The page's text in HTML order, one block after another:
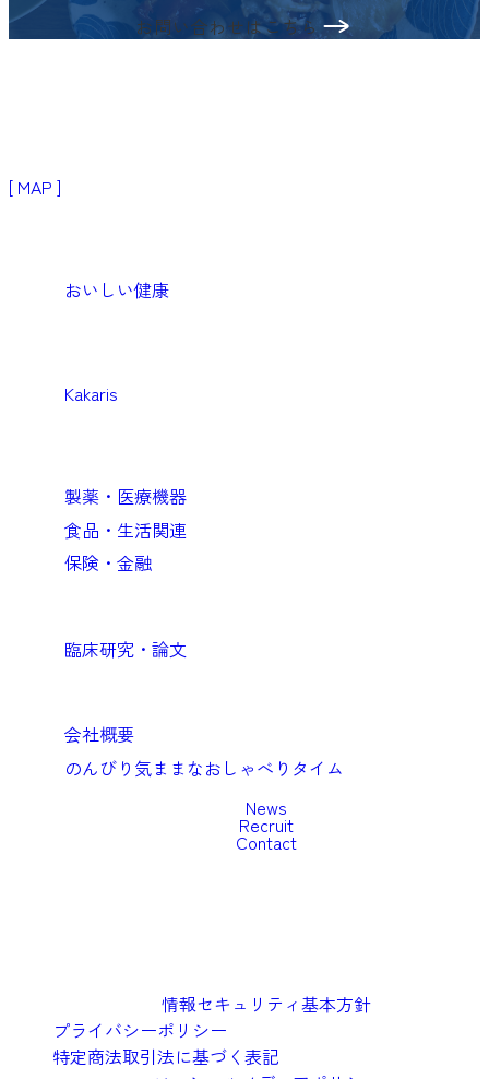
お問い合わせはこちら
[ MAP ]
おいしい健康
Kakaris
製薬・医療機器
食品・生活関連
保険・金融
臨床研究・論文
会社概要
のんびり気ままなおしゃべりタイム
News
Recruit
Contact
情報セキュリティ基本方針
プライバシーポリシー
特定商法取引法に基づく表記